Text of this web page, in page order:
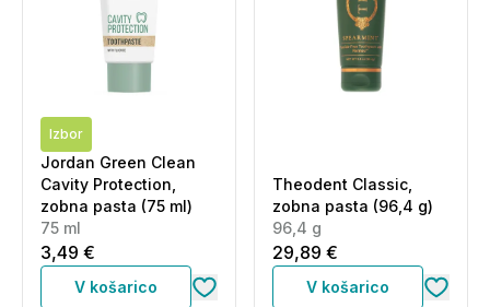
Izbor
Jordan Green Clean
Cavity Protection,
zobna pasta (75 ml)
75 ml
3,49 €
V košarico
Theodent Classic,
zobna pasta (96,4 g)
96,4 g
29,89 €
V košarico